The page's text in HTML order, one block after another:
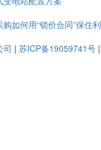
如何用“锁价合同”保住
司 | 苏ICP备19059741号